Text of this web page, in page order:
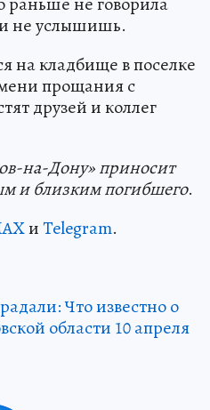
не услышишь.
на кладбище в поселке
прощания с
друзей и коллег
на-Дону» приносит
и близким погибшего.
иTelegram.
Что известно о
области 10 апреля